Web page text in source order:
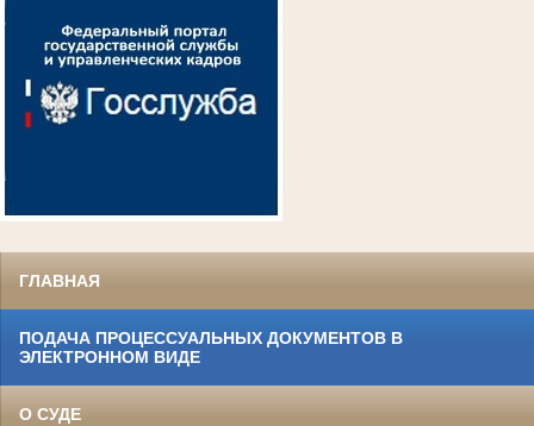
ГЛАВНАЯ
ПОДАЧА ПРОЦЕССУАЛЬНЫХ ДОКУМЕНТОВ В
ЭЛЕКТРОННОМ ВИДЕ
О СУДЕ